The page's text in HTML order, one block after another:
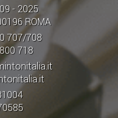
- 2025
ROMA
707/708
718